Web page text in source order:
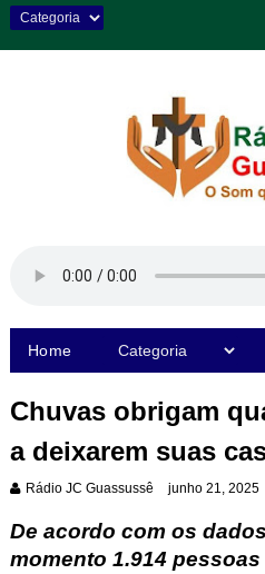
Home
Chuvas obrigam
a deixarem suas
Rádio JC Guassussê junho 21, 2025
De acordo com os
momento 1.914